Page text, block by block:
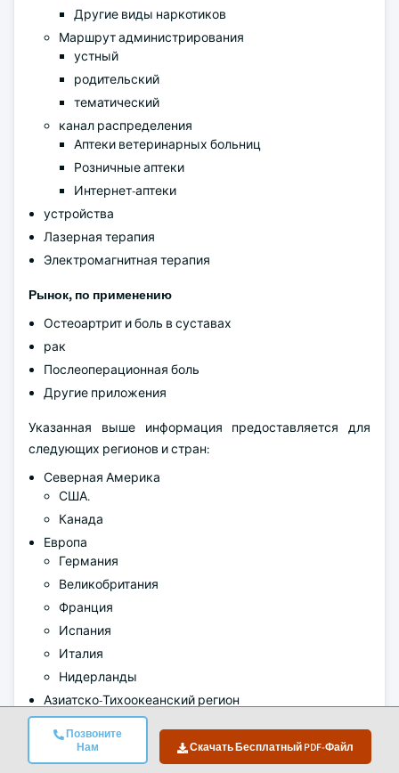
Позвоните
Нам
Скачать Бесплатный PDF-Файл
Другие виды наркотиков
Маршрут администрирования
устный
родительский
тематический
канал распределения
Аптеки ветеринарных больниц
Розничные аптеки
Интернет-аптеки
устройства
Лазерная терапия
Электромагнитная терапия
Рынок, по применению
Остеоартрит и боль в суставах
рак
Послеоперационная боль
Другие приложения
Указанная выше информация предоставляется для
следующих регионов и стран:
Северная Америка
США.
Канада
Европа
Германия
Великобритания
Франция
Испания
Италия
Нидерланды
Азиатско-Тихоокеанский регион
Китай
Япония
Индия